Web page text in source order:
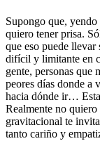
Supongo que,
quiero tener prisa.
que eso puede
difícil y limitante en
gente, personas que
peores días donde a
hacia dónde ir…
Realmente no quiero
gravitacional te
tanto cariño y